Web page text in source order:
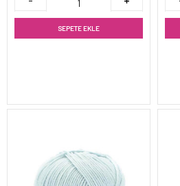
SEPETE EKLE